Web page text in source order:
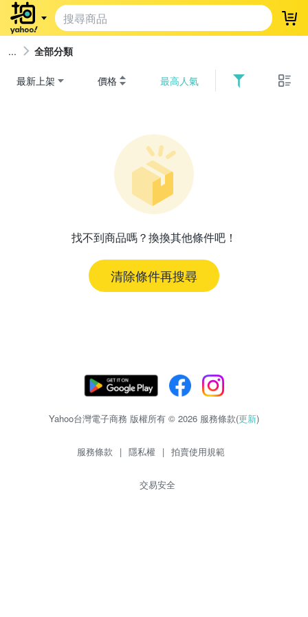
登
全部分類
最新上架 價格 最高人氣
找不到商品嗎？換換其他條件吧！
清除條件再搜尋
Yahoo台灣電子商務 版權所有 © 2026 服務條款(更新)
服務條款 | 隱私權 | 拍賣使用規範
交易安全